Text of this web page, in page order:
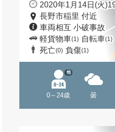
2020年1月14日(火
長野市稲里 付近
車両相互 小破事故
軽貨物車(1) 自転車(1)
死亡(0) 負傷(1)
0～24歳
他
曇